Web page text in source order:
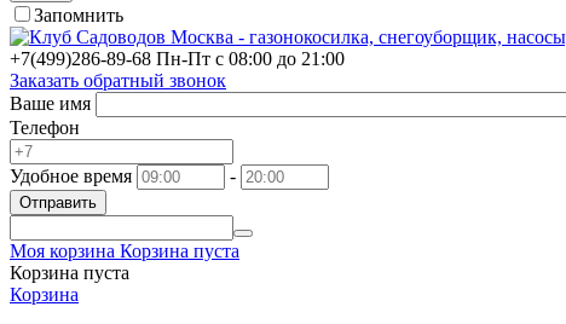
Запомнить
+7(499)286-89-68 Пн-Пт с 08:00 до 21:00
Заказать обратный звонок
Ваше имя
Телефон
Удобное время -
Отправить
Моя корзина Корзина пуста
Корзина пуста
Корзина